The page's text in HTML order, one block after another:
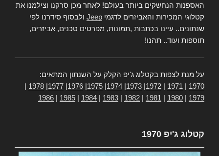
האספנות הנחשקים ביותר בעולם! לאחר מכן סרקנו וצילמנו את
קטלוגי המכירות והאביזרים לדגמי Jeep ולבסוף סידרנו לפי
שנתונים.. עיינו בכתבות ,תמונות, מפרטים טכנים, אביזרים,
תוספות ועוד.. תהנו!
על מנת לצפות בקטלוג ג'יפ הקלק על השנתון המתאים:
1970
1971
1972
1973
1974
1975
1976
1977
1978
1979
1980
1981
1982
1983
1984
1985
1986
קטלוג ג'יפ 1970